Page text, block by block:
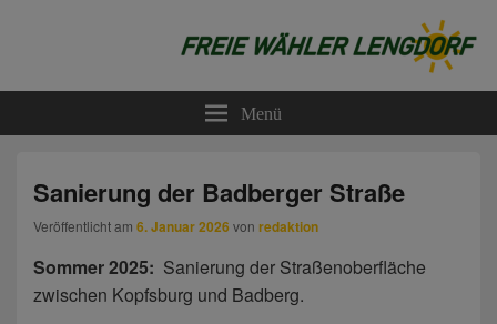
Freie Wähler Lengdorf
Menü
Sanierung der Badberger Straße
Veröffentlicht am 6. Januar 2026 von redaktion
Sommer 2025: Sanierung der Straßenoberfläche
zwischen Kopfsburg und Badberg.